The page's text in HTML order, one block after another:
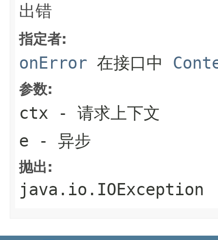
出错
指定者:
onError 在接口中
参数:
ctx - 请求上下文
e - 异步
抛出:
java.io.IOException